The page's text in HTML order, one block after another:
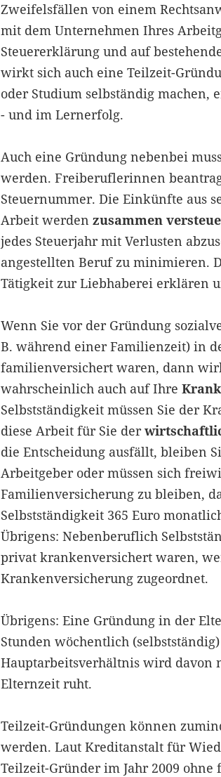
Zweifelsfällen von einem
mit dem Unternehmen Ihres
Steuererklärung und auf
wirkt sich auch eine Teilzeit-
oder Studium selbständig machen,
- und im Lernerfolg.
Auch eine Gründung nebenbei
werden. Freiberuflerinnen
Steuernummer. Die Einkünfte aus
Arbeit werden zusammen
jedes Steuerjahr mit Verlusten
angestellten Beruf zu minimieren.
Tätigkeit zur Liebhaberei erklären
Wenn Sie vor der Gründung
B. während einer Familienzeit) in
familienversichert waren, dann
wahrscheinlich auch auf Ihre
Selbstständigkeit müssen Sie der
diese Arbeit für Sie der
die Entscheidung ausfällt, bleiben
Arbeitgeber oder müssen sich
Familienversicherung zu bleiben,
Selbstständigkeit 365 Euro
Übrigens: Nebenberuflich
privat krankenversichert waren,
Krankenversicherung zugeordnet.
Übrigens: Eine Gründung in der
Stunden wöchentlich
Hauptarbeitsverhältnis wird davon
Elternzeit ruht.
Teilzeit-Gründungen können
werden. Laut Kreditanstalt für
Teilzeit-Gründer im Jahr 2009 ohne